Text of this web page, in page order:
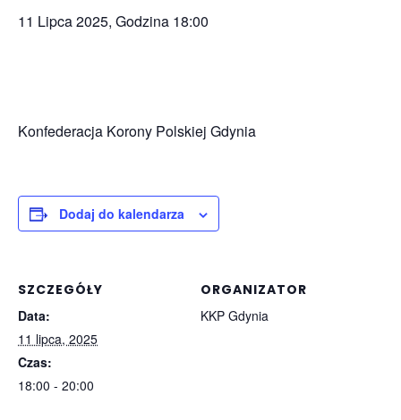
11 Lipca 2025, Godzina 18:00
Konfederacja Korony Polskiej Gdynia
Dodaj do kalendarza
SZCZEGÓŁY
Data:
11 lipca, 2025
Czas:
18:00 - 20:00
ORGANIZATOR
KKP Gdynia